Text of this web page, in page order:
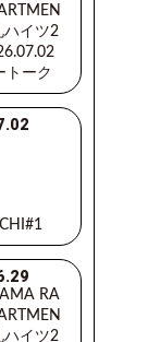
ハイツ2
トーク
RA
ハイツ2